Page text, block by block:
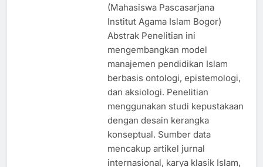
(Mahasiswa Pascasarjana
Institut Agama Islam Bogor)
Abstrak Penelitian ini
mengembangkan model
manajemen pendidikan Islam
berbasis ontologi, epistemologi,
dan aksiologi. Penelitian
menggunakan studi kepustakaan
dengan desain kerangka
konseptual. Sumber data
mencakup artikel jurnal
internasional, karya klasik Islam,